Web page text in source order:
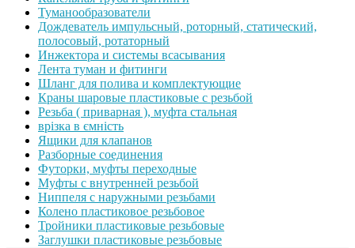
Туманообразователи
Дождеватель импульсный, роторный, статический,
полосовый, ротаторный
Инжектора и системы всасывания
Лента туман и фитинги
Шланг для полива и комплектующие
Краны шаровые пластиковые с резьбой
Резьба ( приварная ), муфта стальная
врізка в ємність
Ящики для клапанов
Разборные соединения
Футорки, муфты переходные
Муфты с внутренней резьбой
Ниппеля с наружными резьбами
Колено пластиковое резьбовое
Тройники пластиковые резьбовые
Заглушки пластиковые резьбовые